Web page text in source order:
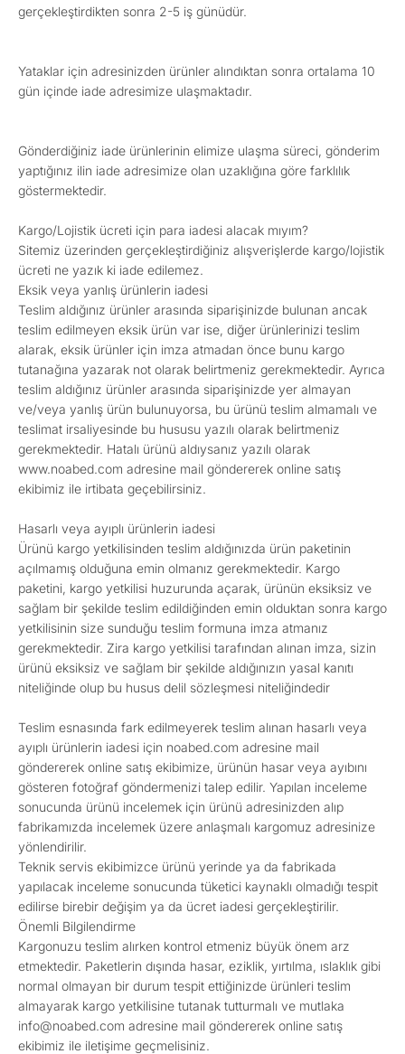
gerçekleştirdikten sonra 2-5 iş günüdür.
Yataklar için adresinizden ürünler alındıktan sonra ortalama 10
gün içinde iade adresimize ulaşmaktadır.
Gönderdiğiniz iade ürünlerinin elimize ulaşma süreci, gönderim
yaptığınız ilin iade adresimize olan uzaklığına göre farklılık
göstermektedir.
Kargo/Lojistik ücreti için para iadesi alacak mıyım?
Sitemiz üzerinden gerçekleştirdiğiniz alışverişlerde kargo/lojistik
ücreti ne yazık ki iade edilemez.
Eksik veya yanlış ürünlerin iadesi
Teslim aldığınız ürünler arasında siparişinizde bulunan ancak
teslim edilmeyen eksik ürün var ise, diğer ürünlerinizi teslim
alarak, eksik ürünler için imza atmadan önce bunu kargo
tutanağına yazarak not olarak belirtmeniz gerekmektedir. Ayrıca
teslim aldığınız ürünler arasında siparişinizde yer almayan
ve/veya yanlış ürün bulunuyorsa, bu ürünü teslim almamalı ve
teslimat irsaliyesinde bu hususu yazılı olarak belirtmeniz
gerekmektedir. Hatalı ürünü aldıysanız yazılı olarak
www.noabed.com adresine mail göndererek online satış
ekibimiz ile irtibata geçebilirsiniz.
Hasarlı veya ayıplı ürünlerin iadesi
Ürünü kargo yetkilisinden teslim aldığınızda ürün paketinin
açılmamış olduğuna emin olmanız gerekmektedir. Kargo
paketini, kargo yetkilisi huzurunda açarak, ürünün eksiksiz ve
sağlam bir şekilde teslim edildiğinden emin olduktan sonra kargo
yetkilisinin size sunduğu teslim formuna imza atmanız
gerekmektedir. Zira kargo yetkilisi tarafından alınan imza, sizin
ürünü eksiksiz ve sağlam bir şekilde aldığınızın yasal kanıtı
niteliğinde olup bu husus delil sözleşmesi niteliğindedir
Teslim esnasında fark edilmeyerek teslim alınan hasarlı veya
ayıplı ürünlerin iadesi için noabed.com adresine mail
göndererek online satış ekibimize, ürünün hasar veya ayıbını
gösteren fotoğraf göndermenizi talep edilir. Yapılan inceleme
sonucunda ürünü incelemek için ürünü adresinizden alıp
fabrikamızda incelemek üzere anlaşmalı kargomuz adresinize
yönlendirilir.
Teknik servis ekibimizce ürünü yerinde ya da fabrikada
yapılacak inceleme sonucunda tüketici kaynaklı olmadığı tespit
edilirse birebir değişim ya da ücret iadesi gerçekleştirilir.
Önemli Bilgilendirme
Kargonuzu teslim alırken kontrol etmeniz büyük önem arz
etmektedir. Paketlerin dışında hasar, eziklik, yırtılma, ıslaklık gibi
normal olmayan bir durum tespit ettiğinizde ürünleri teslim
almayarak kargo yetkilisine tutanak tutturmalı ve mutlaka
info@noabed.com adresine mail göndererek online satış
ekibimiz ile iletişime geçmelisiniz.